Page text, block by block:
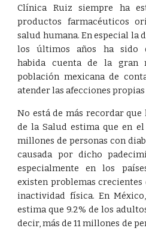
Clínica Ruiz siempre ha
productos farmacéuticos
salud humana. En especial la
los últimos años ha sido
habida cuenta de la gran
población mexicana de
atender las afecciones propias
No está de más recordar que
de la Salud estima que en
millones de personas con
causada por dicho
especialmente en los
existen problemas crecientes
inactividad física. En
estima que 9.2% de los
decir, más de 11 millones de